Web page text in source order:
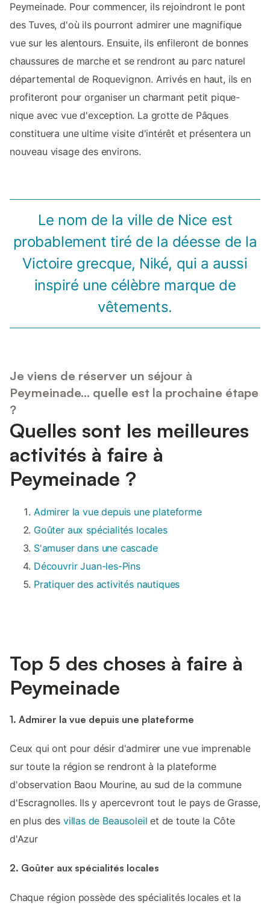
Peymeinade. Pour commencer, ils rejoindront le pont
des Tuves, d'où ils pourront admirer une magnifique
vue sur les alentours. Ensuite, ils enfileront de bonnes
chaussures de marche et se rendront au parc naturel
départemental de Roquevignon. Arrivés en haut, ils en
profiteront pour organiser un charmant petit pique-
nique avec vue d'exception. La grotte de Pâques
constituera une ultime visite d'intérêt et présentera un
nouveau visage des environs.
Le nom de la ville de Nice est
probablement tiré de la déesse de la
Victoire grecque, Niké, qui a aussi
inspiré une célèbre marque de
vêtements.
Je viens de réserver un séjour à
Peymeinade... quelle est la prochaine étape
?
Quelles sont les meilleures
activités à faire à
Peymeinade ?
Admirer la vue depuis une plateforme
Goûter aux spécialités locales
S'amuser dans une cascade
Découvrir Juan-les-Pins
Pratiquer des activités nautiques
Top 5 des choses à faire à
Peymeinade
1. Admirer la vue depuis une plateforme
Ceux qui ont pour désir d'admirer une vue imprenable
sur toute la région se rendront à la plateforme
d'observation Baou Mourine, au sud de la commune
d'Escragnolles. Ils y apercevront tout le pays de Grasse,
en plus des villas de Beausoleil et de toute la Côte
d'Azur
2. Goûter aux spécialités locales
Chaque région possède des spécialités locales et la